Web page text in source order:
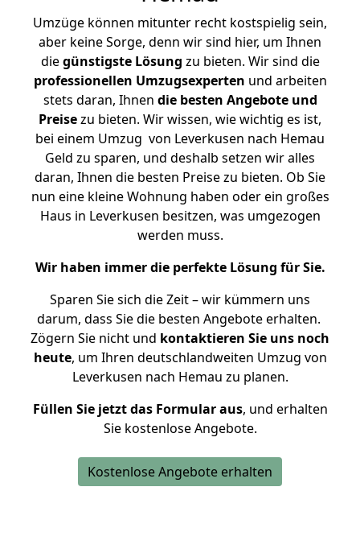
Umzüge können mitunter recht kostspielig sein,
aber keine Sorge, denn wir sind hier, um Ihnen
diegünstigste Lösung zu bieten. Wir sind die
professionellen Umzugsexperten und arbeiten
stets daran, Ihnen die besten Angebote und
Preisezu bieten. Wir wissen, wie wichtig es ist,
bei einem Umzug von Leverkusen nach Hemau
Geld zu sparen, und deshalb setzen wir alles
daran, Ihnen die besten Preise zu bieten. Ob Sie
nun eine kleine Wohnung haben oder ein großes
Haus in Leverkusen besitzen, was umgezogen
werden muss.
Wir haben immer die perfekte Lösung für Sie.
Sparen Sie sich die Zeit – wir kümmern uns
darum, dass Sie die besten Angebote erhalten.
Zögern Sie nicht und kontaktieren Sie uns noch
heute, um Ihren deutschlandweiten Umzug von
Leverkusen nach Hemau zu planen.
Füllen Sie jetzt das Formular aus, und erhalten
Sie kostenlose Angebote.
Kostenlose Angebote erhalten